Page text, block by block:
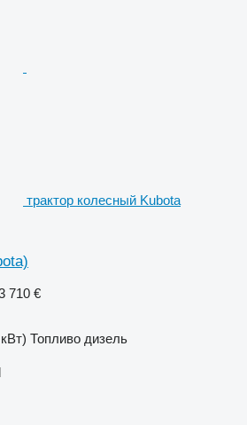
трактор колесный Kubota
710 €
Топливо дизель